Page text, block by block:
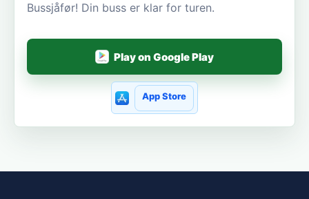
Bussjåfør! Din buss er klar for turen.
Play on Google Play
App Store